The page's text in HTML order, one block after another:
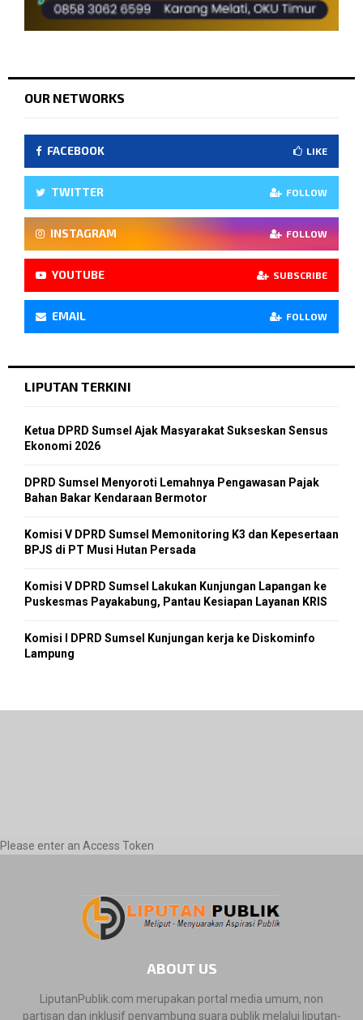
OUR NETWORKS
FACEBOOK LIKE
TWITTER FOLLOW
INSTAGRAM FOLLOW
YOUTUBE SUBSCRIBE
EMAIL FOLLOW
LIPUTAN TERKINI
Ketua DPRD Sumsel Ajak Masyarakat Sukseskan Sensus
Ekonomi 2026
DPRD Sumsel Menyoroti Lemahnya Pengawasan Pajak
Bahan Bakar Kendaraan Bermotor
Komisi V DPRD Sumsel Memonitoring K3 dan Kepesertaan
BPJS di PT Musi Hutan Persada
Komisi V DPRD Sumsel Lakukan Kunjungan Lapangan ke
Puskesmas Payakabung, Pantau Kesiapan Layanan KRIS
Komisi I DPRD Sumsel Kunjungan kerja ke Diskominfo
Lampung
Please enter an Access Token
ABOUT US
LiputanPublik.com merupakan portal media umum, non
partisan dan inklusif penyambung suara publik melalui liputan-